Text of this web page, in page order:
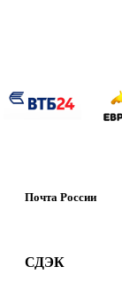
Почта России
СДЭК